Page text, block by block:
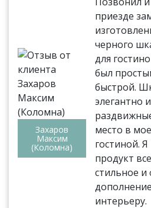
Захаров
Максим
(Коломна)
приезде
черного
для
был
быстрой.
элегантно
место в
гостиной.
продукт
стильное
интерьеру.